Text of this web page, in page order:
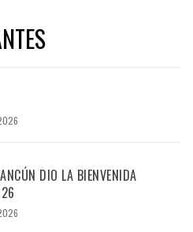
DIO LA BIENVENIDA